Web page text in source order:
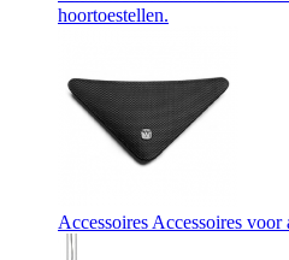
hoortoestellen.
Accessoires Accessoires voor